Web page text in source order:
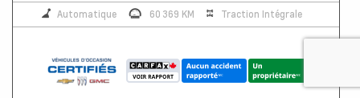
Automatique 60 369 KM Traction Intégrale